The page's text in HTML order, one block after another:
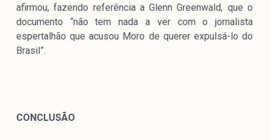
afirmou, fazendo referência a Glenn Greenwald, que o
documento “não tem nada a ver com o jornalista
espertalhão que acusou Moro de querer expulsá-lo do
Brasil”.
CONCLUSÃO